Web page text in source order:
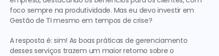
Gestão de TI mesmo em tempos de crise?
A resposta é: sim! As boas práticas de gerenciamento
desses serviços trazem um maior retorno sobre o